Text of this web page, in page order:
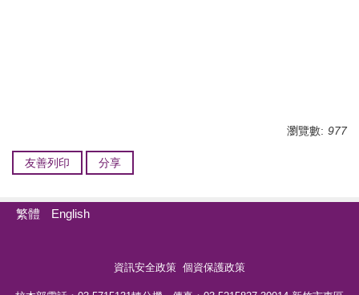
瀏覽數: 977
友善列印 分享
繁體 English
資訊安全政策 個資保護政策